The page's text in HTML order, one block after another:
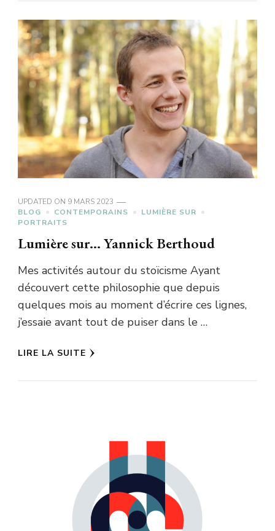
UPDATED ON 9 MARS 2023
BLOG
CONTEMPORAINS
LUMIÈRE SUR
PORTRAITS
Lumière sur… Yannick Berthoud
Mes activités autour du stoïcisme Ayant
découvert cette philosophie que depuis
quelques mois au moment d’écrire ces lignes,
j’essaie avant tout de puiser dans le …
LIRE LA SUITE